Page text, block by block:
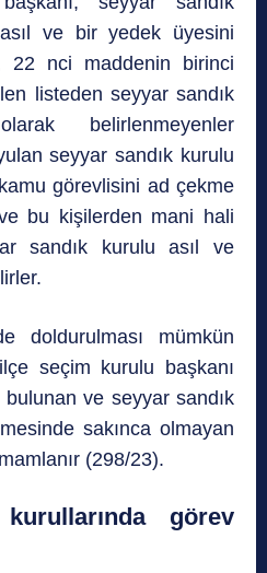
ve bir yedek üyesini
22 nci maddenin birinci
listeden seyyar sandık
belirlenmeyenler
seyyar sandık kurulu
kamu görevlisini ad çekme
bu kişilerden mani hali
sandık kurulu asıl ve
doldurulması mümkün
seçim kurulu başkanı
ve seyyar sandık
sakınca olmayan
(298/23).
görev